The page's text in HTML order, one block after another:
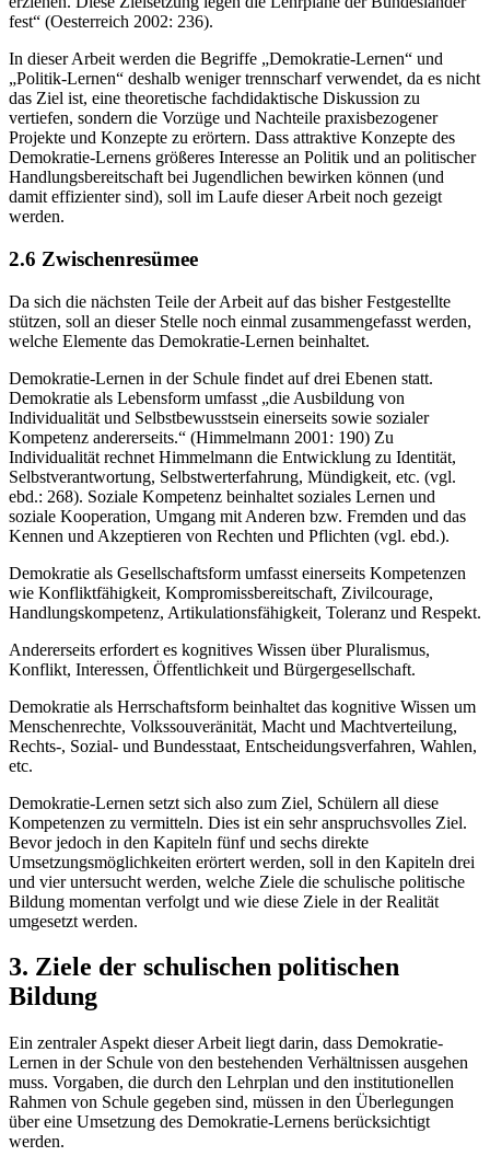
fest“ (Oesterreich 2002: 236).
In dieser Arbeit werden die Begriffe „Demokratie-Lernen“ und
„Politik-Lernen“ deshalb weniger trennscharf verwendet, da es nicht
das Ziel ist, eine theoretische fachdidaktische Diskussion zu
vertiefen, sondern die Vorzüge und Nachteile praxisbezogener
Projekte und Konzepte zu erörtern. Dass attraktive Konzepte des
Demokratie-Lernens größeres Interesse an Politik und an politischer
Handlungsbereitschaft bei Jugendlichen bewirken können (und
damit effizienter sind), soll im Laufe dieser Arbeit noch gezeigt
werden.
2.6 Zwischenresümee
Da sich die nächsten Teile der Arbeit auf das bisher Festgestellte
stützen, soll an dieser Stelle noch einmal zusammengefasst werden,
welche Elemente das Demokratie-Lernen beinhaltet.
Demokratie-Lernen in der Schule findet auf drei Ebenen statt.
Demokratie als Lebensform umfasst „die Ausbildung von
Individualität und Selbstbewusstsein einerseits sowie sozialer
Kompetenz andererseits.“ (Himmelmann 2001: 190) Zu
Individualität rechnet Himmelmann die Entwicklung zu Identität,
Selbstverantwortung, Selbstwerterfahrung, Mündigkeit, etc. (vgl.
ebd.: 268). Soziale Kompetenz beinhaltet soziales Lernen und
soziale Kooperation, Umgang mit Anderen bzw. Fremden und das
Kennen und Akzeptieren von Rechten und Pflichten (vgl. ebd.).
Demokratie als Gesellschaftsform umfasst einerseits Kompetenzen
wie Konfliktfähigkeit, Kompromissbereitschaft, Zivilcourage,
Handlungskompetenz, Artikulationsfähigkeit, Toleranz und Respekt.
Andererseits erfordert es kognitives Wissen über Pluralismus,
Konflikt, Interessen, Öffentlichkeit und Bürgergesellschaft.
Demokratie als Herrschaftsform beinhaltet das kognitive Wissen um
Menschenrechte, Volkssouveränität, Macht und Machtverteilung,
Rechts-, Sozial- und Bundesstaat, Entscheidungsverfahren, Wahlen,
etc.
Demokratie-Lernen setzt sich also zum Ziel, Schülern all diese
Kompetenzen zu vermitteln. Dies ist ein sehr anspruchsvolles Ziel.
Bevor jedoch in den Kapiteln fünf und sechs direkte
Umsetzungsmöglichkeiten erörtert werden, soll in den Kapiteln drei
und vier untersucht werden, welche Ziele die schulische politische
Bildung momentan verfolgt und wie diese Ziele in der Realität
umgesetzt werden.
3. Ziele der schulischen politischen
Bildung
Ein zentraler Aspekt dieser Arbeit liegt darin, dass Demokratie-
Lernen in der Schule von den bestehenden Verhältnissen ausgehen
muss. Vorgaben, die durch den Lehrplan und den institutionellen
Rahmen von Schule gegeben sind, müssen in den Überlegungen
über eine Umsetzung des Demokratie-Lernens berücksichtigt
werden.